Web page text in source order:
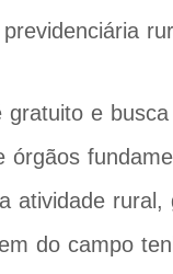
gratuito e
órgãos
atividade rural,
do campo